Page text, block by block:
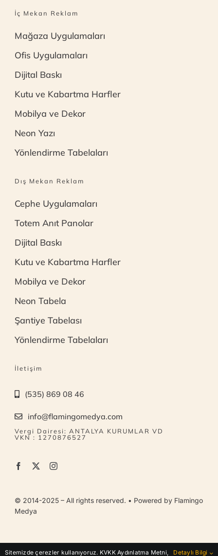
İç Mekan Reklam
Mağaza Uygulamaları
Ofis Uygulamaları
Dijital Baskı
Kutu ve Kabartma Harfler
Mobilya ve Dekor
Neon Yazı
Yönlendirme Tabelaları
Dış Mekan Reklam
Cephe Uygulamaları
Totem Anıt Panolar
Dijital Baskı
Kutu ve Kabartma Harfler
Mobilya ve Dekor
Neon Tabela
Şantiye Tabelası
Yönlendirme Tabelaları
İletişim
(535) 869 08 46
info@flamingomedya.com
Vergi Dairesi: ANTALYA KURUMLAR VD
VKN : 1270876527
© 2014-2025 – All rights reserved. • Powered by Flamingo
Medya
Sitemizde çerezler kullanıyoruz. KVKK Aydınlatma Metni, Detaylı Bilgi